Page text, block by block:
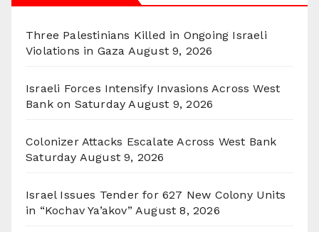
Three Palestinians Killed in Ongoing Israeli
Violations in Gaza August 9, 2026
Israeli Forces Intensify Invasions Across West
Bank on Saturday August 9, 2026
Colonizer Attacks Escalate Across West Bank
Saturday August 9, 2026
Israel Issues Tender for 627 New Colony Units
in “Kochav Ya’akov” August 8, 2026